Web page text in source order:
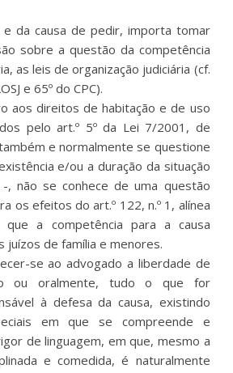
da causa de pedir, importa tomar
sobre a questão da competência
as leis de organização judiciária (cf.
e 65º do CPC).
aos direitos de habitação e de uso
pelo art.º 5º da Lei 7/2001, de
e normalmente se questione
e/ou a duração da situação
, não se conhece de uma questão
os efeitos do art.º 122, n.º 1, alínea
que a competência para a causa
juízos de família e menores.
se ao advogado a liberdade de
ou oralmente, tudo o que for
à defesa da causa, existindo
em que se compreende e
de linguagem, em que, mesmo a
e comedida, é naturalmente